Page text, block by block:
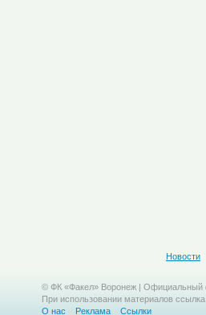
Новости
© ФК «Факел» Воронеж | Официальный
При использовании материалов ссылка
О нас
Реклама Ссылки